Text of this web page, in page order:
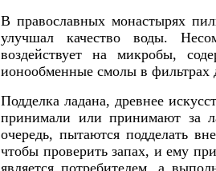
В православных монастырях
улучшал качество воды.
воздействует на микробы,
ионообменные смолы в фильтрах
Подделка ладана, древнее
принимали или принимают за
очередь, пытаются подделать
чтобы проверить запах, и ему
является потребителем, а